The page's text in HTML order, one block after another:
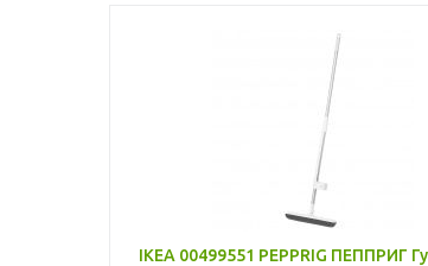
IKEA 00499551 PEPPRIG ПЕППРИГ